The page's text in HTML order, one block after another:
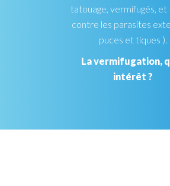
tatouage, vermifugés,
contre les parasites
puces et tiques ).
La vermifugation,
intérêt ?